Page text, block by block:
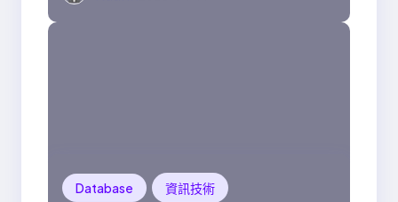
Database 資訊技術